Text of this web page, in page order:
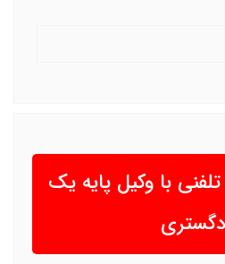
با وکیل پایه یک